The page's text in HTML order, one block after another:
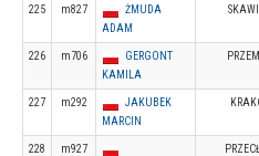
225 m827
ŻMUDA
ADAM
226 m706
GERGONT
KAMILA
227 m292
JAKUBEK
MARCIN
228
m927